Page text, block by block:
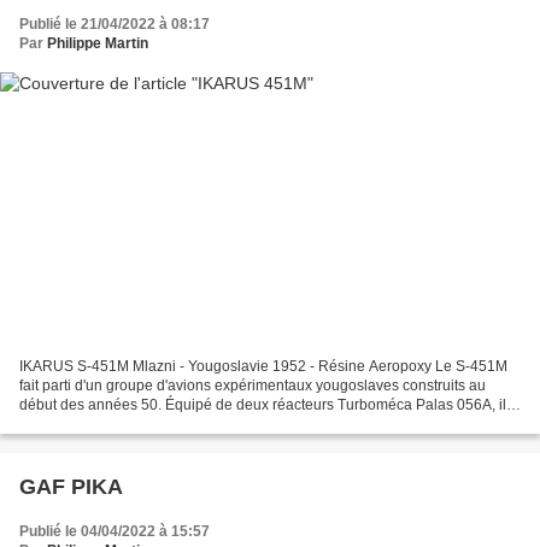
Publié le 21/04/2022 à 08:17
Par Philippe Martin
IKARUS S-451M Mlazni - Yougoslavie 1952 - Résine Aeropoxy Le S-451M
fait parti d'un groupe d'avions expérimentaux yougoslaves construits au
début des années 50. Équipé de deux réacteurs Turboméca Palas 056A, il
GAF PIKA
Publié le 04/04/2022 à 15:57